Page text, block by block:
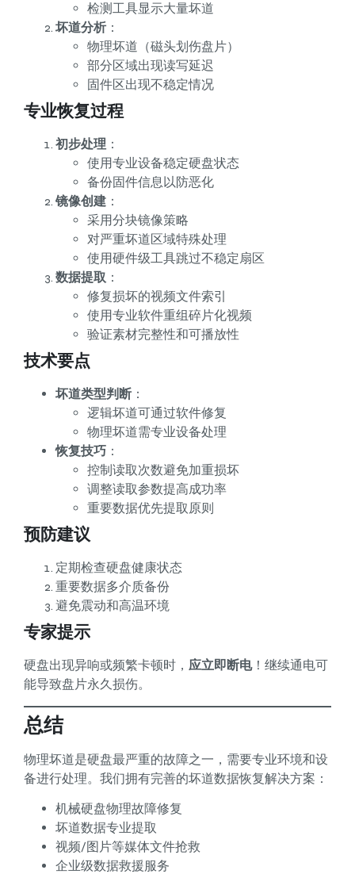
检测工具显示大量坏道
坏道分析 ：
物理坏道（磁头划伤盘片）
部分区域出现读写延迟
固件区出现不稳定情况
专业恢复过程
初步处理 ：
使用专业设备稳定硬盘状态
备份固件信息以防恶化
镜像创建 ：
采用分块镜像策略
对严重坏道区域特殊处理
使用硬件级工具跳过不稳定扇区
数据提取 ：
修复损坏的视频文件索引
使用专业软件重组碎片化视频
验证素材完整性和可播放性
技术要点
坏道类型判断 ：
逻辑坏道可通过软件修复
物理坏道需专业设备处理
恢复技巧 ：
控制读取次数避免加重损坏
调整读取参数提高成功率
重要数据优先提取原则
预防建议
定期检查硬盘健康状态
重要数据多介质备份
避免震动和高温环境
专家提示
硬盘出现异响或频繁卡顿时， 应立即断电！继续通电可
能导致盘片永久损伤。
总结
物理坏道是硬盘最严重的故障之一，需要专业环境和设
备进行处理。我们拥有完善的坏道数据恢复解决方案：
机械硬盘物理故障修复
坏道数据专业提取
视频/图片等媒体文件抢救
企业级数据救援服务